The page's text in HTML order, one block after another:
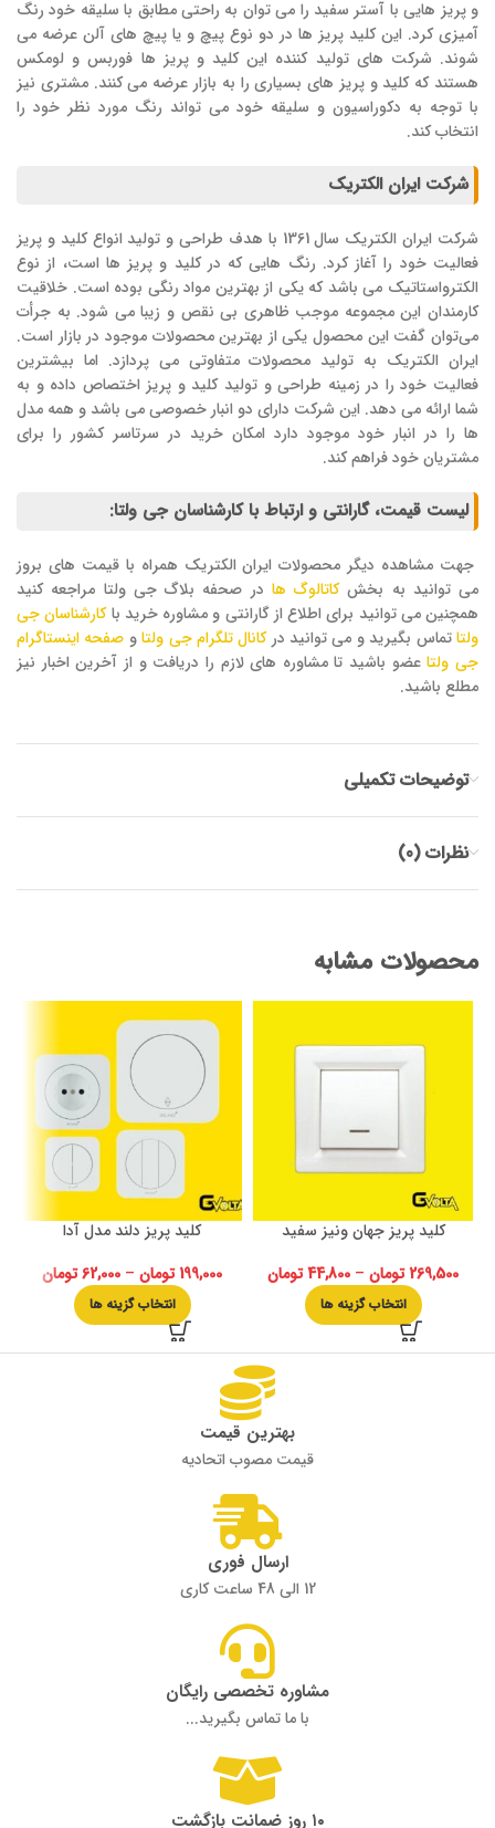
و پریز هایی با آستر سفید را می توان به راحتی مطابق با سلیقه خود رنگ
آمیزی کرد. این کلید پریز ها در دو نوع پیچ و یا پیچ های آلن عرضه می
شوند. شرکت های تولید کننده این کلید و پریز ها فوربس و لومکس
هستند که کلید و پریز های بسیاری را به بازار عرضه می کنند. مشتری نیز
با توجه به دکوراسیون و سلیقه خود می تواند رنگ مورد نظر خود را
انتخاب کند.
شرکت ایران الکتریک
شرکت ایران الکتریک سال 1361 با هدف طراحی و تولید انواع کلید و پریز
فعالیت خود را آغاز کرد. رنگ هایی که در کلید و پریز ها است، از نوع
الکترواستاتیک می باشد که یکی از بهترین مواد رنگی بوده است. خلاقیت
کارمندان این مجموعه موجب ظاهری بی نقص و زیبا می شود. به جرأت
می‌توان گفت این محصول یکی از بهترین محصولات موجود در بازار است.
ایران الکتریک به تولید محصولات متفاوتی می پردازد. اما بیشترین
فعالیت خود را در زمینه طراحی و تولید کلید و پریز اختصاص داده و به
شما ارائه می دهد. این شرکت دارای دو انبار خصوصی می باشد و همه مدل
ها را در انبار خود موجود دارد امکان خرید در سرتاسر کشور را برای
مشتریان خود فراهم کند.
لیست قیمت، گارانتی و ارتباط با کارشناسان جی ولتا:
جهت مشاهده دیگر محصولات ایران الکتریک همراه با قیمت های بروز
می توانید به بخشکاتالوگ ها در صحفه بلاگ جی ولتا مراجعه کنید
همچنین می توانید برای اطلاع از گارانتی و مشاوره خرید باکارشناسان جی
ولتاتماس بگیرید و می توانید درکانال تلگرام جی ولتاو صفحه اینستاگرام
جی ولتاعضو باشید تا مشاوره های لازم را دریافت و از آخرین اخبار نیز
مطلع باشید.
توضیحات تکمیلی
نظرات (0)
محصولات مشابه
کلید پریز جهان ونیز سفید
269,500تومان –
44,800تومان
انتخاب گزینه ها
کلید پریز دلند مدل آدا
199,000 تومان –
62,000تومان
انتخاب گزینه ها
بهترین قیمت
قیمت مصوب اتحادیه
ارسال فوری
12 الی 48 ساعت کاری
مشاوره تخصصی رایگان
با ما تماس بگیرید...
۱۰ روز ضمانت بازگشت